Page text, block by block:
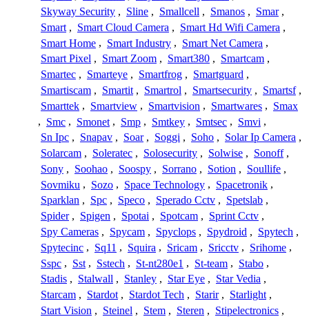
Skyway Security , Sline , Smallcell , Smanos , Smar ,
Smart , Smart Cloud Camera , Smart Hd Wifi Camera ,
Smart Home , Smart Industry , Smart Net Camera ,
Smart Pixel , Smart Zoom , Smart380 , Smartcam ,
Smartec , Smarteye , Smartfrog , Smartguard ,
Smartiscam , Smartit , Smartrol , Smartsecurity , Smartsf ,
Smarttek , Smartview , Smartvision , Smartwares , Smax
, Smc , Smonet , Smp , Smtkey , Smtsec , Smvi ,
Sn Ipc , Snapav , Soar , Soggi , Soho , Solar Ip Camera ,
Solarcam , Soleratec , Solosecurity , Solwise , Sonoff ,
Sony , Soohao , Soospy , Sorrano , Sotion , Soullife ,
Sovmiku , Sozo , Space Technology , Spacetronik ,
Sparklan , Spc , Speco , Sperado Cctv , Spetslab ,
Spider , Spigen , Spotai , Spotcam , Sprint Cctv ,
Spy Cameras , Spycam , Spyclops , Spydroid , Spytech ,
Spytecinc , Sq11 , Squira , Sricam , Sricctv , Srihome ,
Sspc , Sst , Sstech , St-nt280e1 , St-team , Stabo ,
Stadis , Stalwall , Stanley , Star Eye , Star Vedia ,
Starcam , Stardot , Stardot Tech , Starir , Starlight ,
Start Vision , Steinel , Stem , Steren , Stipelectronics ,